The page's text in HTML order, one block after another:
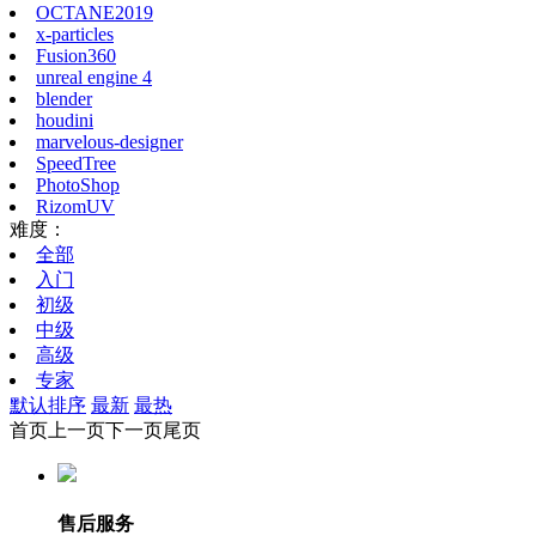
OCTANE2019
x-particles
Fusion360
unreal engine 4
blender
houdini
marvelous-designer
SpeedTree
PhotoShop
RizomUV
难度：
全部
入门
初级
中级
高级
专家
默认排序 最新 最热
首页 上一页下一页尾页
售后服务